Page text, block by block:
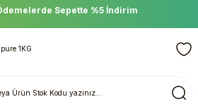
Sepette %5 İndirim